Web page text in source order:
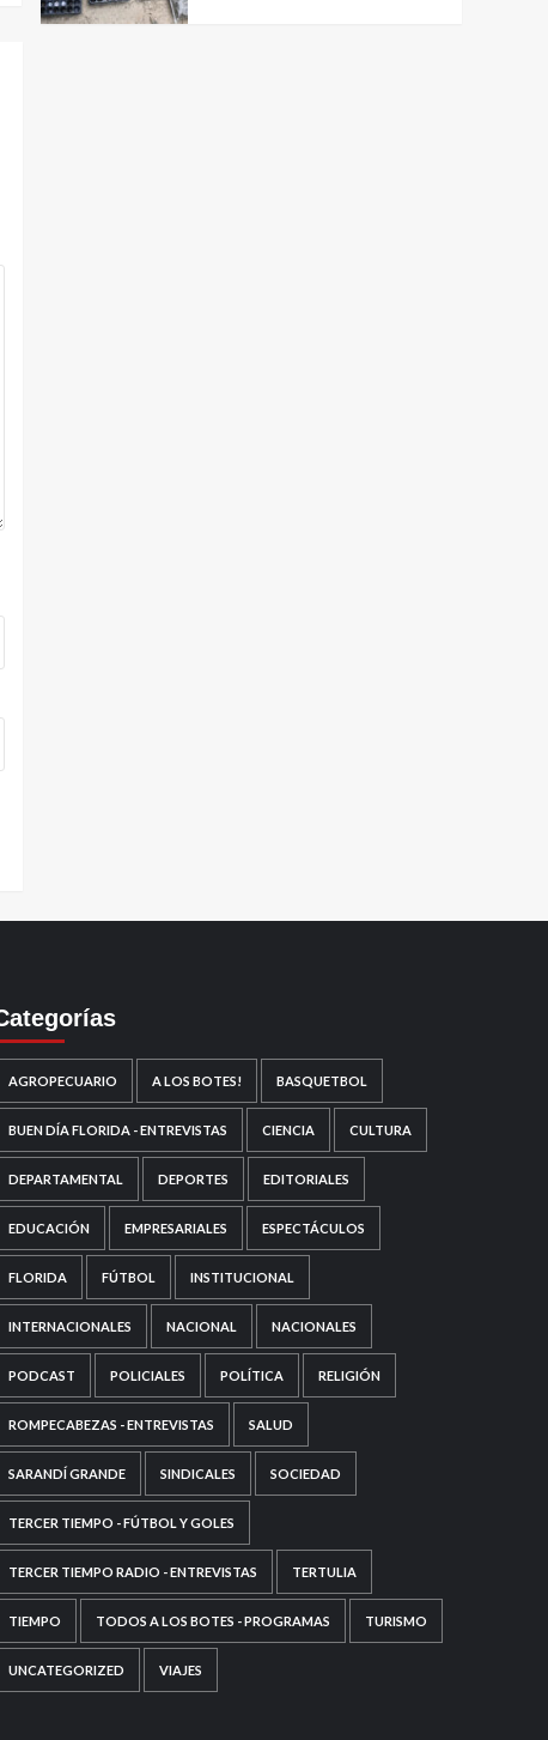
AGROPECUARIO A LOS BOTES! BASQUETBOL
BUEN DÍA FLORIDA - ENTREVISTAS CIENCIA CULTURA
DEPARTAMENTAL DEPORTES EDITORIALES
EDUCACIÓN EMPRESARIALES ESPECTÁCULOS
FLORIDA FÚTBOL INSTITUCIONAL
INTERNACIONALES NACIONAL NACIONALES
PODCAST POLICIALES POLÍTICA RELIGIÓN
ROMPECABEZAS - ENTREVISTAS SALUD
SARANDÍ GRANDE SINDICALES SOCIEDAD
TERCER TIEMPO - FÚTBOL Y GOLES
TERCER TIEMPO RADIO - ENTREVISTAS TERTULIA
TIEMPO TODOS A LOS BOTES - PROGRAMAS TURISMO
UNCATEGORIZED VIAJES